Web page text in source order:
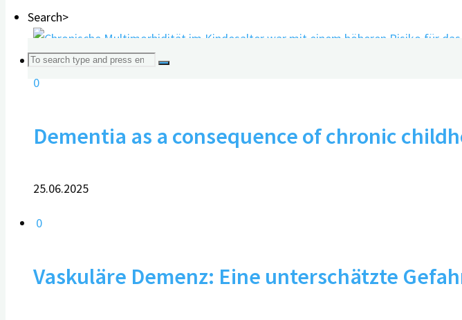
Search>
Search
0
Dementia as a consequence of chronic
25.06.2025
0
Vaskuläre Demenz: Eine unterschätzte